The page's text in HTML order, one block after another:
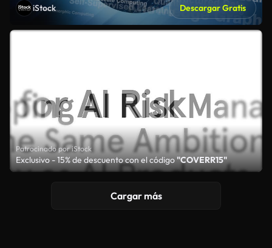
iStock Descargar Gratis
Patrocinado por iStock
Exclusivo - 15% de descuento con el código"COVERR15"
Cargar más